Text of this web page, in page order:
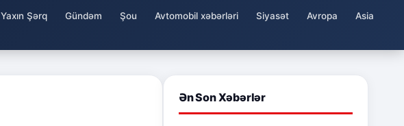
Yaxın Şərq Gündəm Şou Avtomobil xəbərləri Siyasət Avropa
Asia
Ən Son Xəbərlər